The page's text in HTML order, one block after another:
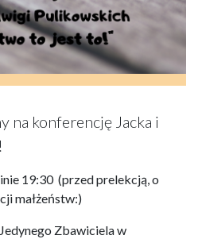
na konferencję Jacka i
19:30 (przed prelekcją, o
małżeństw:)
Zbawiciela w